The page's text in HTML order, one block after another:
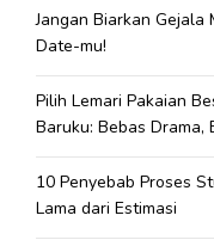
Jangan Biarkan Gejala
Date-mu!
Pilih Lemari Pakaian
Baruku: Bebas Drama,
10 Penyebab Proses
Lama dari Estimasi